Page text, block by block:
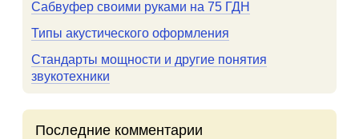
Сабвуфер своими руками на 75 ГДН
Типы акустического оформления
Стандарты мощности и другие понятия
звукотехники
Последние комментарии